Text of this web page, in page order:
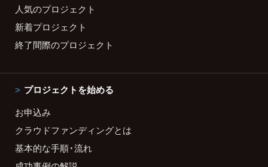
人気のプロジェクト
新着プロジェクト
終了間際のプロジェクト
プロジェクトを始める
お申込み
クラウドファンディングとは
基本的な手順・流れ